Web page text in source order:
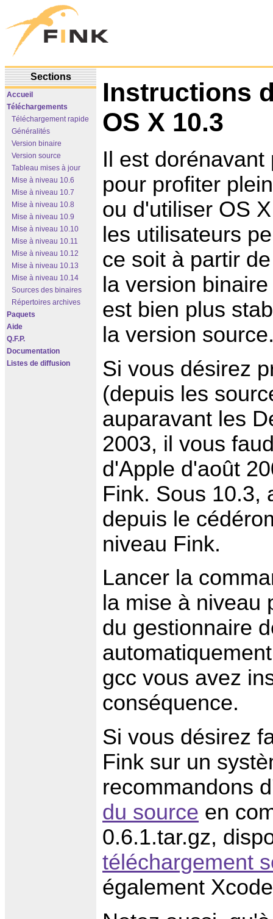
Sections
Accueil
Téléchargements
Téléchargement rapide
Généralités
Version binaire
Version source
Tableau mises à jour
Mise à niveau 10.6
Mise à niveau 10.7
Mise à niveau 10.8
Mise à niveau 10.9
Mise à niveau 10.10
Mise à niveau 10.11
Mise à niveau 10.12
Mise à niveau 10.13
Mise à niveau 10.14
Sources des binaires
Répertoires archives
Paquets
Aide
Q.F.P.
Documentation
Listes de diffusion
Instructions
OS X 10.3
Il est
pour profiter
ou d'utiliser OS
les utilisateurs
ce soit à partir
la version
est bien plus
la version
Si vous désirez
(depuis les
auparavant les
2003, il vous
d'Apple d'août
Fink. Sous 10.3,
depuis le
niveau Fink.
Lancer la
la mise à niveau
du gestionnaire
gcc vous avez
conséquence.
Si vous désirez
Fink sur un
recommandons
du source en
0.6.1.tar.gz,
téléchargement
également